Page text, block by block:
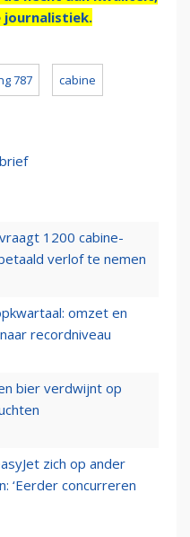
journalistiek.
787 cabine
1200 cabine-
verlof te nemen
omzet en
recordniveau
bier verdwijnt op
zich op ander
‘Eerder concurreren